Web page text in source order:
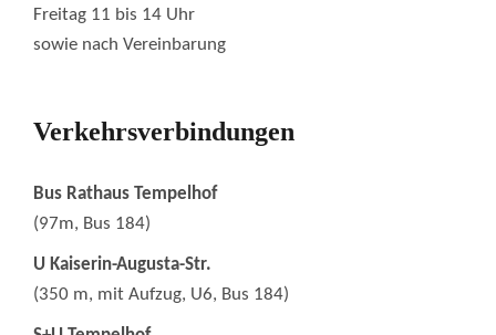
Freitag 11 bis 14 Uhr
sowie nach Vereinbarung
Verkehrsverbindungen
Bus Rathaus Tempelhof
(97m, Bus 184)
U Kaiserin-Augusta-Str.
(350 m, mit Aufzug, U6, Bus 184)